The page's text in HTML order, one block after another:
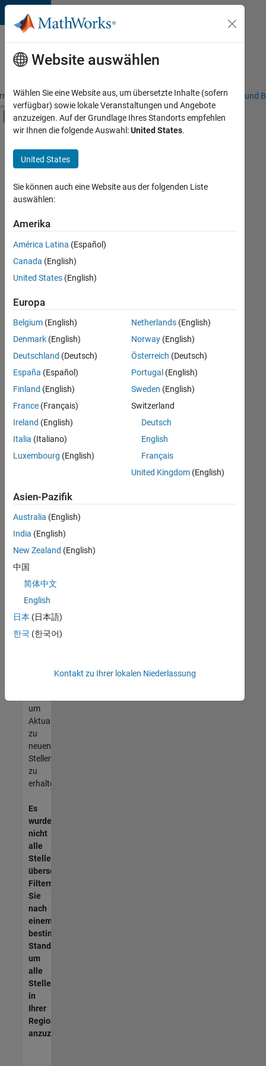
Weiter zum Inhalt
Karriere
bei
MathWorks
– Übersicht Stellensuche Niederlassungen Studierende und
Umschaltung für Off-Canvas-
Hauptinhalt
Commercial Sales
Education Sales
Finance and Operations
Human Resources
Legal
Büro- und Verwaltungsdienste
+5
Derzeit
es
keine
offenen
Stellen,
Ihren
Suchkriterien
entsprechen.
können
die
Suchkriterien
weiter
fassen
oder
alle
Stellenangebote
anzeigen .
noch
keine
offenen
Stellen
können,
die
Ihren
entsprechen,
werden
unseres
um
Aktualisierungen
zu
neuen
Stellenangeboten
zu
erhalten.
Es
wurden
nicht
alle
Stellen
übersetzt.
Filtern
Sie
nach
einem
bestimmten
Standort,
um
alle
Stellenangebote
in
Ihrer
Region
anzuzeigen.
Website auswählen
Wählen Sie eine Website aus, um übersetzte Inhalte (sofern
verfügbar) sowie lokale Veranstaltungen und Angebote
anzuzeigen. Auf der Grundlage Ihres Standorts empfehlen
wir Ihnen die folgende Auswahl:United States.
United States
Sie können auch eine Website aus der folgenden Liste
auswählen:
Amerika
América Latina (Español)
Canada (English)
United States (English)
Europa
Belgium (English)
Denmark (English)
Deutschland (Deutsch)
España (Español)
Finland (English)
France (Français)
Ireland (English)
Italia (Italiano)
Luxembourg (English)
Netherlands(English)
Norway(English)
Österreich (Deutsch)
Portugal (English)
Sweden (English)
Switzerland
Deutsch
English
Français
United Kingdom(English)
Asien-Pazifik
Australia (English)
India (English)
New Zealand (English)
中国
简体中文
English
日本 (日本語)
한국 (한국어)
Kontakt zu Ihrer lokalen Niederlassung